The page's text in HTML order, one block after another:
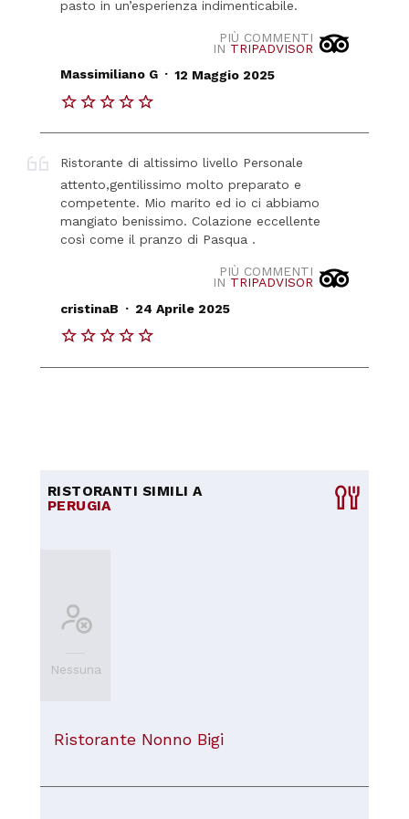
pasto in un’esperienza indimenticabile.
PIÙ COMMENTI
IN TRIPADVISOR
Massimiliano G . 12 Maggio 2025
Ristorante di altissimo livello Personale
attento,gentilissimo molto preparato e
competente. Mio marito ed io ci abbiamo
mangiato benissimo. Colazione eccellente
così come il pranzo di Pasqua .
PIÙ COMMENTI
IN TRIPADVISOR
cristinaB . 24 Aprile 2025
RISTORANTI SIMILI A
PERUGIA
Nessuna
Ristorante Nonno Bigi